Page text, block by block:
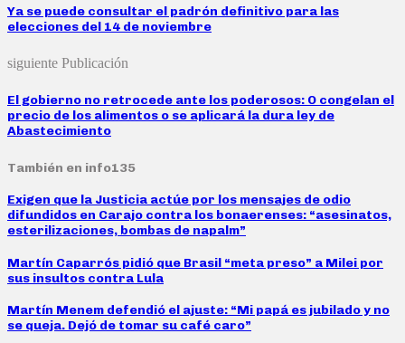
Ya se puede consultar el padrón definitivo para las
elecciones del 14 de noviembre
siguiente Publicación
El gobierno no retrocede ante los poderosos: O congelan el
precio de los alimentos o se aplicará la dura ley de
Abastecimiento
También en info135
Exigen que la Justicia actúe por los mensajes de odio
difundidos en Carajo contra los bonaerenses: “asesinatos,
esterilizaciones, bombas de napalm”
Martín Caparrós pidió que Brasil “meta preso” a Milei por
sus insultos contra Lula
Martín Menem defendió el ajuste: “Mi papá es jubilado y no
se queja. Dejó de tomar su café caro”